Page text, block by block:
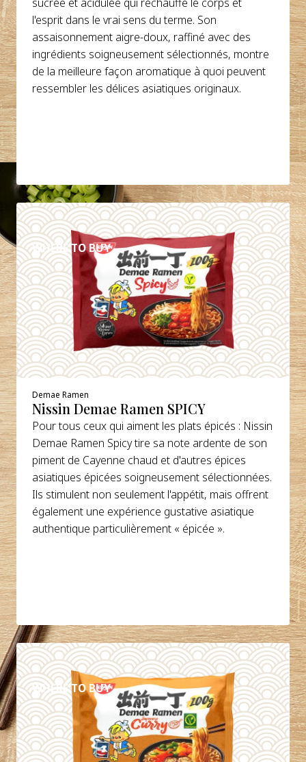
l'esprit dans le vrai sens du terme. Son
assaisonnement aigre-doux, raffiné avec des
ingrédients soigneusement sélectionnés, montre
de la meilleure façon aromatique à quoi peuvent
ressembler les délices asiatiques originaux.
WHERE TO BUY
DÉTAILS
Demae Ramen
Nissin Demae Ramen SPICY
Pour tous ceux qui aiment les plats épicés : Nissin
Demae Ramen Spicy tire sa note ardente de son
piment de Cayenne chaud et d'autres épices
asiatiques épicées soigneusement sélectionnées.
Ils stimulent non seulement l'appétit, mais offrent
également une expérience gustative asiatique
authentique particulièrement « épicée ».
WHERE TO BUY
DÉTAILS